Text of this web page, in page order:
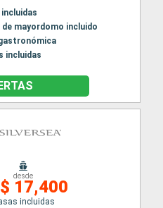
de mayordomo incluido
incluidas
desde
17,400
incluidas